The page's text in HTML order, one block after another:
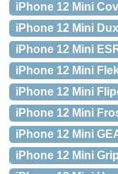
iPhone 12 Mini
iPhone 12 Mini
iPhone 12 Mini
iPhone 12 Mini
iPhone 12 Mini
iPhone 12 Mini
iPhone 12 Mini
iPhone 12 Mini